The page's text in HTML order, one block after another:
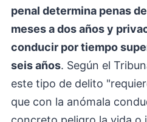
penal determina penas
meses a dos años y
conducir por tiempo
seis años. Según el
este tipo de delito
que con la anómala